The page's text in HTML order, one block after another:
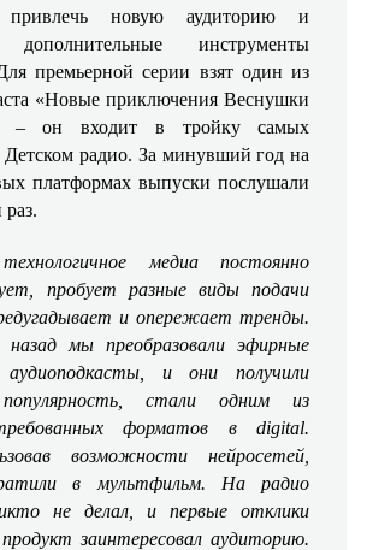
привлечь новую аудиторию и
дополнительные инструменты
премьерной серии взят один из
«Новые приключения Веснушки
– он входит в тройку самых
радио. За минувший год на
платформах выпуски послушали
медиа постоянно
пробует разные виды подачи
и опережает тренды.
назад мы преобразовали эфирные
и они получили
популярность, стали одним из
форматов в digital.
возможности нейросетей,
в мультфильм. На радио
не делал, и первые отклики
заинтересовал аудиторию.